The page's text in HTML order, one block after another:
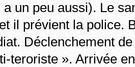
a un peu aussi). Le
il prévient la police.
Déclenchement
teroriste ». Arrivée